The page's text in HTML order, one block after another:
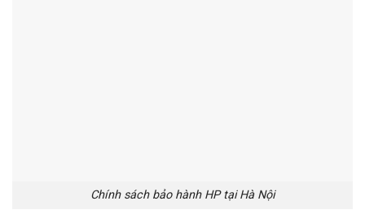
Chính sách bảo hành HP tại Hà Nội